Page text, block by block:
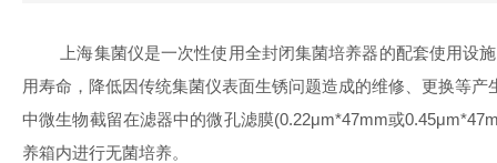
上海集菌仪是一次性使用全封闭集菌培养器的配套使用设施
用寿命，降低因传统集菌仪表面生锈问题造成的维修、更换等
中微生物截留在滤器中的微孔滤膜(0.22μm*47mm或
养箱内进行无菌培养。